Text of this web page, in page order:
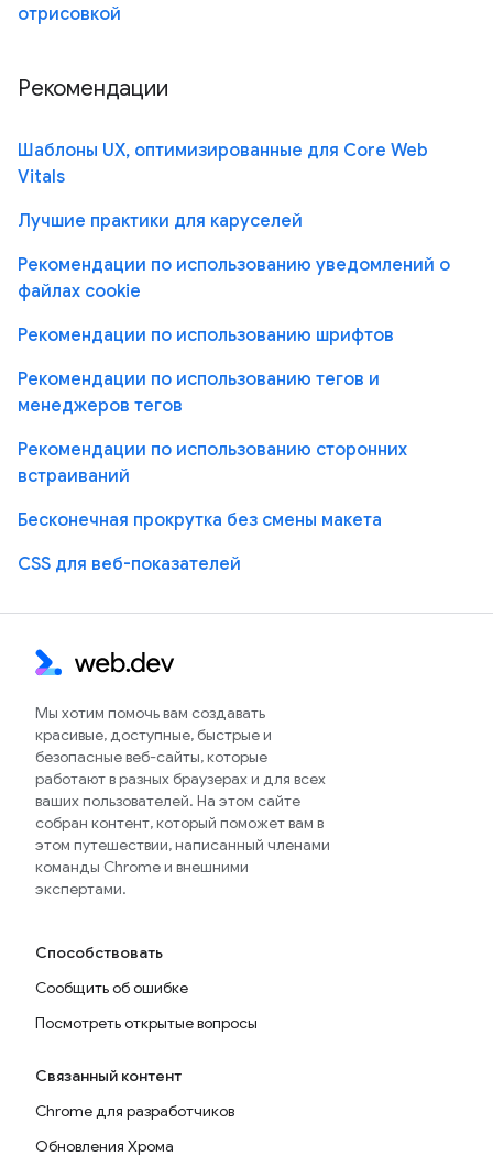
отрисовкой
Рекомендации
Шаблоны UX, оптимизированные для Core Web
Vitals
Лучшие практики для каруселей
Рекомендации по использованию уведомлений о
файлах cookie
Рекомендации по использованию шрифтов
Рекомендации по использованию тегов и
менеджеров тегов
Рекомендации по использованию сторонних
встраиваний
Бесконечная прокрутка без смены макета
CSS для веб-показателей
Мы хотим помочь вам создавать
красивые, доступные, быстрые и
безопасные веб-сайты, которые
работают в разных браузерах и для всех
ваших пользователей. На этом сайте
собран контент, который поможет вам в
этом путешествии, написанный членами
команды Chrome и внешними
экспертами.
Способствовать
Сообщить об ошибке
Посмотреть открытые вопросы
Связанный контент
Chrome для разработчиков
Обновления Хрома